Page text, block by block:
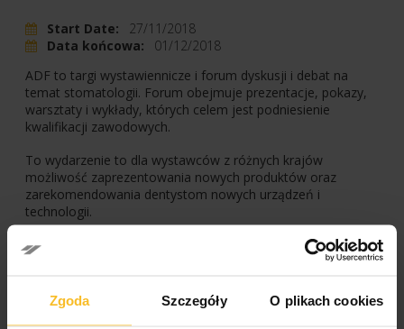
Zgoda Szczegóły O plikach cookies
Start Date:
27/11/2018
Data końcowa:
01/12/2018
ADF to targi wystawiennicze i forum dyskusji i debat na
temat stomatologii. Forum obejmuje prezentacje, pokazy,
warsztaty i wykłady, których celem jest podniesienie
kwalifikacji zawodowych.
To wydarzenie to dla wystawców z różnych krajów
możliwość zaprezentowania nowych produktów oraz
zarekomendowania dentystom nowych urządzeń i
technologii.
ADF odbędzie się w Paryżu i potrwa 5 dni, od wtorku 27
Facebook
LinkedIn